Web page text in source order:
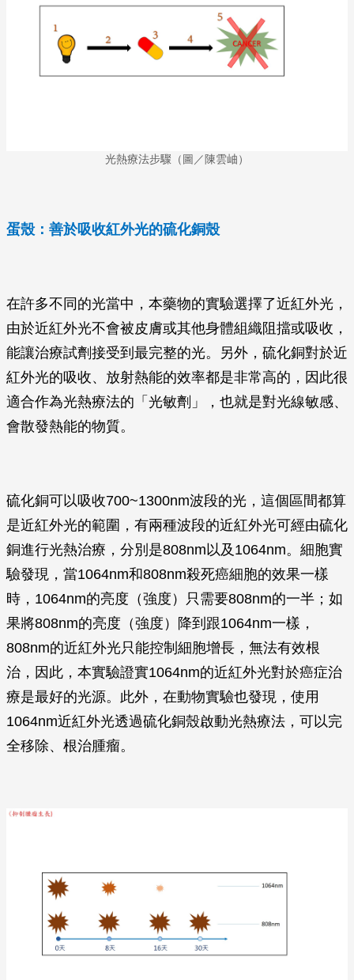
光熱療法步驟（圖／陳雲岫）
蛋殼：善於吸收紅外光的硫化銅殼
在許多不同的光當中，本藥物的實驗選擇了近紅外光，
由於近紅外光不會被皮膚或其他身體組織阻擋或吸收，
能讓治療試劑接受到最完整的光。另外，硫化銅對於近
紅外光的吸收、放射熱能的效率都是非常高的，因此很
適合作為光熱療法的「光敏劑」，也就是對光線敏感、
會散發熱能的物質。
硫化銅可以吸收700~1300nm波段的光，這個區間都算
是近紅外光的範圍，有兩種波段的近紅外光可經由硫化
銅進行光熱治療，分別是808nm以及1064nm。細胞實
驗發現，當1064nm和808nm殺死癌細胞的效果一樣
時，1064nm的亮度（強度）只需要808nm的一半；如
果將808nm的亮度（強度）降到跟1064nm一樣，
808nm的近紅外光只能控制細胞增長，無法有效根
治，因此，本實驗證實1064nm的近紅外光對於癌症治
療是最好的光源。此外，在動物實驗也發現，使用
1064nm近紅外光透過硫化銅殼啟動光熱療法，可以完
全移除、根治腫瘤。